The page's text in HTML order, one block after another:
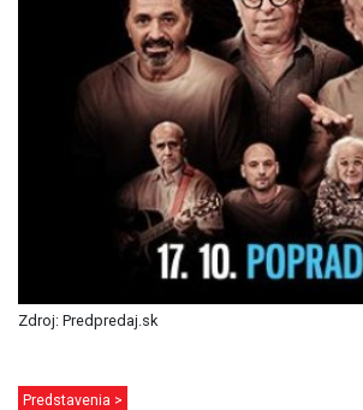
Zdroj: Predpredaj.sk
Predstavenia >